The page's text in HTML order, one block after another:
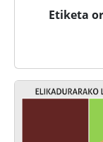
Etiketa